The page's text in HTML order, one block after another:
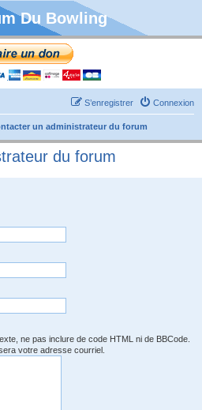
Du Bowling
Connexion
S’enregistrer
un administrateur du forum
du forum
ne pas inclure de code HTML ni de BBCode.
votre adresse courriel.